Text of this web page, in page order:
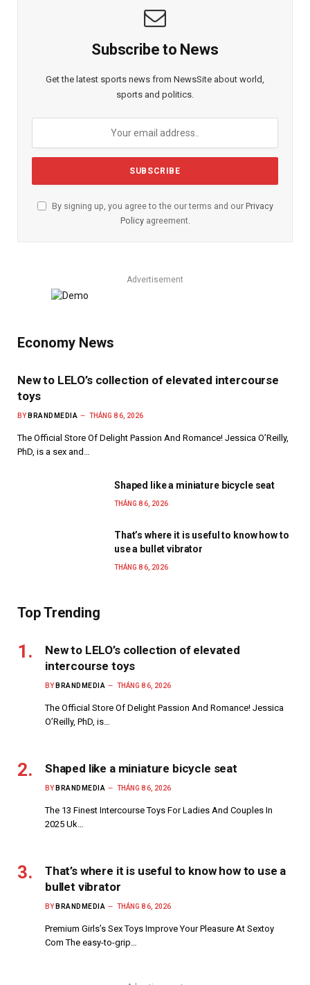
Subscribe to News
Get the latest sports news from NewsSite about world,
sports and politics.
By signing up, you agree to the our terms and our Privacy
Policyagreement.
Advertisement
Economy News
New to LELO’s collection of elevated intercourse
toys
BY BRANDMEDIA THÁNG 8 6, 2026
The Official Store Of Delight Passion And Romance! Jessica O’Reilly,
PhD, is a sex and…
Shaped like a miniature bicycle seat
THÁNG 8 6, 2026
That’s where it is useful to know how to
use a bullet vibrator
THÁNG 8 6, 2026
Top Trending
New to LELO’s collection of elevated
intercourse toys
BY BRANDMEDIA THÁNG 8 6, 2026
The Official Store Of Delight Passion And Romance! Jessica
O’Reilly, PhD, is…
Shaped like a miniature bicycle seat
BY BRANDMEDIA THÁNG 8 6, 2026
The 13 Finest Intercourse Toys For Ladies And Couples In
2025 Uk…
That’s where it is useful to know how to use a
bullet vibrator
BY BRANDMEDIA THÁNG 8 6, 2026
Premium Girls’s Sex Toys Improve Your Pleasure At Sextoy
Com The easy-to-grip…